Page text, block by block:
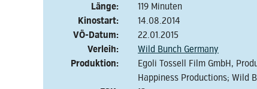
Länge:
119 Minuten
Kinostart:
14.08.2014
VÖ-Datum:
22.01.2015
Verleih:
Wild Bunch Germany
Produktion:
Egoli Tossell Film GmbH,
Happiness Productions; Wild